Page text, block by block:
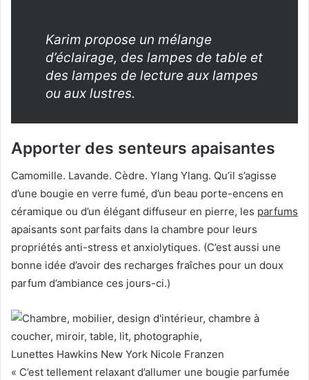
Karim propose un mélange
d’éclairage, des lampes de table et
des lampes de lecture aux lampes
ou aux lustres.
Apporter des senteurs apaisantes
Camomille. Lavande. Cèdre. Ylang Ylang. Qu’il s’agisse
d’une bougie en verre fumé, d’un beau porte-encens en
céramique ou d’un élégant diffuseur en pierre, les parfums
apaisants sont parfaits dans la chambre pour leurs
propriétés anti-stress et anxiolytiques. (C’est aussi une
bonne idée d’avoir des recharges fraîches pour un doux
parfum d’ambiance ces jours-ci.)
Lunettes Hawkins New York Nicole Franzen
« C’est tellement relaxant d’allumer une bougie parfumée